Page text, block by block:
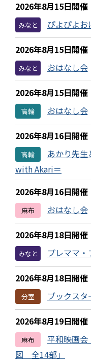
2026年8月15日開催
みなと ぴよぴよお
2026年8月15日開催
みなと おはなし会
2026年8月15日開催
高輪 おはなし会
2026年8月16日開催
高輪
あかり先
with Akari＝
2026年8月16日開催
麻布 おはなし会
2026年8月18日開催
みなと プレママ
2026年8月18日開催
分室 ブックスタ
2026年8月19日開催
麻布
平和映画
図 全14部」